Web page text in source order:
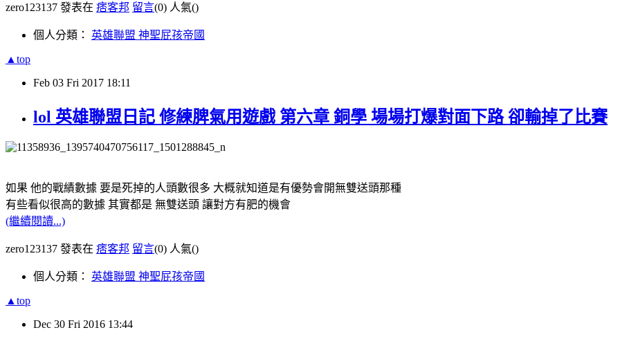
zero123137 發表在 痞客邦 留言(0) 人氣()
個人分類： 英雄聯盟 神聖屁孩帝國
▲top
Feb 03 Fri 2017 18:11
lol 英雄聯盟日記 修練脾氣用遊戲 第六章 銅學 場場打爆對面下路 卻輸掉了比賽
如果 他的戰績數據 要是死掉的人頭數很多 大概就知道是有優勢會開無雙送頭那種
有些看似很高的數據 其實都是 無雙送頭 讓對方有肥的機會
(繼續閱讀...)
zero123137 發表在 痞客邦 留言(0) 人氣()
個人分類： 英雄聯盟 神聖屁孩帝國
▲top
Dec 30 Fri 2016 13:44